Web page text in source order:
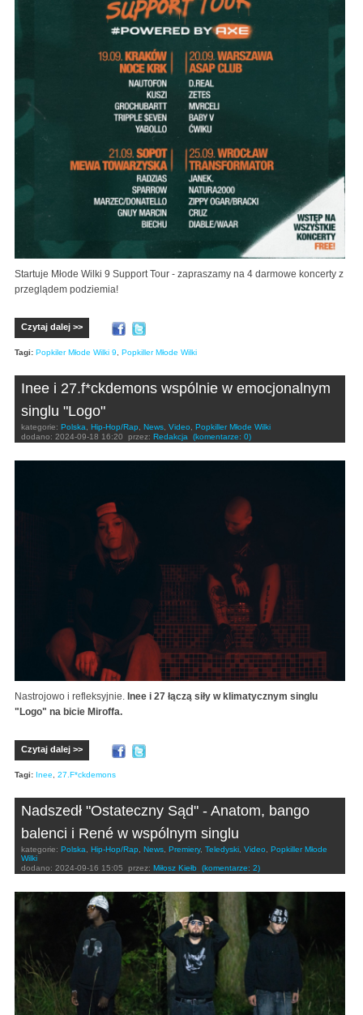
Startuje Młode Wilki 9 Support Tour - zapraszamy na 4 darmowe koncerty z
przeglądem podziemia!
Czytaj dalej >>
Tagi: Popkiler Młode Wilki 9 Popkiller Młode Wilki
Inee i 27.f*ckdemons wspólnie w emocjonalnym
singlu "Logo"
kategorie: Polska Hip-Hop/Rap News Video
Popkiller Młode Wilki
dodano: 2024-09-18 16:20 przez: Redakcja (komentarze: 0)
Nastrojowo i refleksyjnie. Inee i 27 łączą siły w klimatycznym singlu
"Logo" na bicie Miroffa.
Czytaj dalej >>
Tagi: Inee 27.F*ckdemons
Nadszedł "Ostateczny Sąd" - Anatom, bango
balenci i René w wspólnym singlu
kategorie: Polska Hip-Hop/Rap News Premiery, Teledyski Video
Popkiller Młode
Wilki
dodano: 2024-09-16 15:05 przez: Miłosz Kiełb (komentarze: 2)